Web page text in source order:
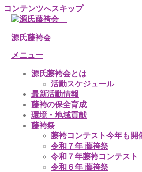
コンテンツへスキップ
源氏藤袴会
メニュー
源氏藤袴会とは
活動スケジュール
最新活動情報
藤袴の保全育成
環境・地域貢献
藤袴祭
藤袴コンテスト今年も開
令和７年 藤袴祭
令和７年藤袴コンテスト
令和６年 藤袴祭